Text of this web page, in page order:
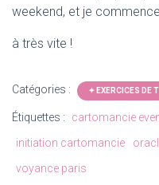
weekend, et je
à très vite !
Catégories : ✦ EXERCICES DE
Étiquettes : cartomancie
initiation cartomancie
voyance paris